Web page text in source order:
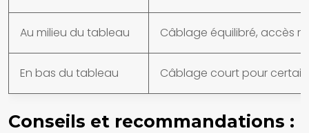
Au milieu du tableau Câblage équilibré, accès
En bas du tableau Câblage court pour
Conseils et recommandations :